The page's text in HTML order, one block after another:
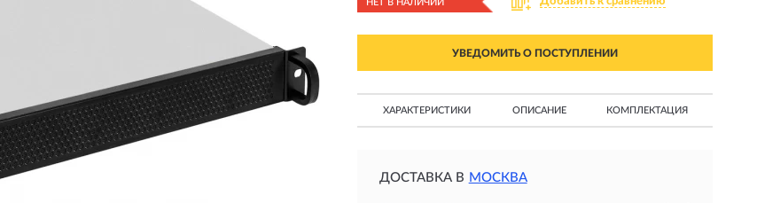
НЕТ В НАЛИЧИИ
УВЕДОМИТЬ О ПОСТУПЛЕНИИ
ХАРАКТЕРИСТИКИ ОПИСАНИЕ КОМПЛЕКТАЦИЯ
ДОСТАВКА В МОСКВА